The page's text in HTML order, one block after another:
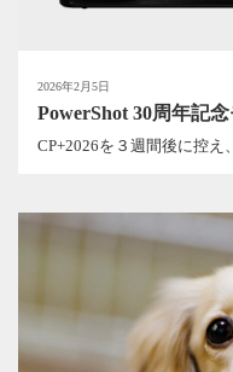
2026年2月5日
PowerShot 30周年記
CP+2026を３週間後に控え